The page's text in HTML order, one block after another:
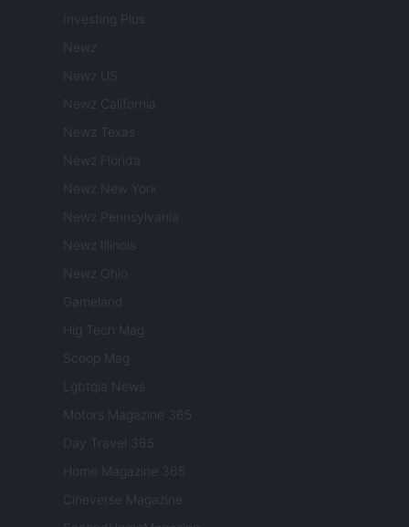
Investing Plus
Newz
Newz US
Newz California
Newz Texas
Newz Florida
Newz New York
Newz Pennsylvania
Newz Illinois
Newz Ohio
Gameland
Hig Tech Mag
Scoop Mag
Lgbtqia News
Motors Magazine 365
Day Travel 365
Home Magazine 365
Cineverse Magazine